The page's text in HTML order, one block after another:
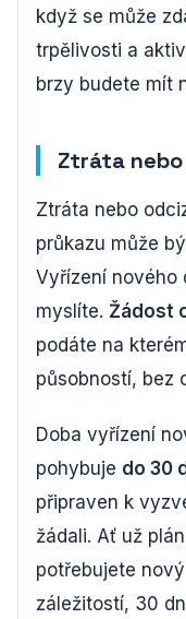
když se může
trpělivosti a
brzy budete mít
Ztráta
Ztráta nebo
průkazu může
Vyřízení nového
myslíte. Žádost
podáte na
působností, bez
Doba vyřízení
pohybuje do 30
připraven k
žádali. Ať už
potřebujete
záležitostí, 30